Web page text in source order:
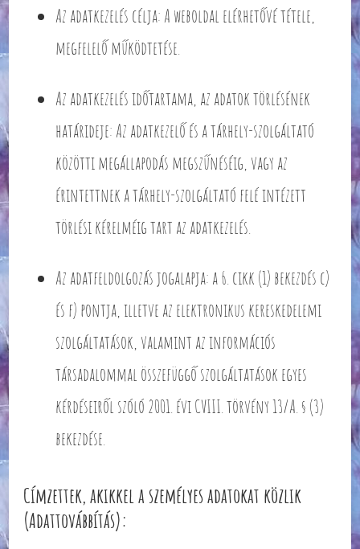
Az adatkezelés célja: A weboldal elérhetővé tétele,
megfelelő működtetése.
Az adatkezelés időtartama, az adatok törlésének
határideje: Az adatkezelő és a tárhely-szolgáltató
közötti megállapodás megszűnéséig, vagy az
érintettnek a tárhely-szolgáltató felé intézett
törlési kérelméig tart az adatkezelés.
Az adatfeldolgozás jogalapja: a 6. cikk (1) bekezdés c)
és f) pontja, illetve az elektronikus kereskedelemi
szolgáltatások, valamint az információs
társadalommal összefüggő szolgáltatások egyes
kérdéseiről szóló 2001. évi CVIII. törvény 13/A. § (3)
bekezdése.
Címzettek, akikkel a személyes adatokat közlik
(Adattovábbítás):